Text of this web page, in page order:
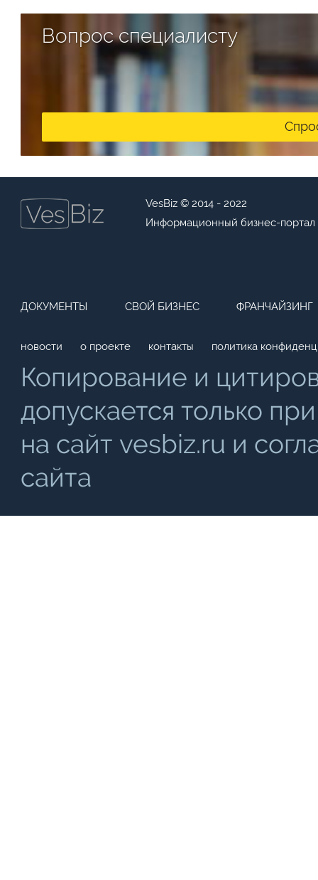
Вопрос специалисту
VesBiz © 2014 - 2022
Информационный бизнес-портал
ДОКУМЕНТЫ СВОЙ БИЗНЕС ФРАНЧАЙЗИНГ
новости о проекте контакты политика
Копирование и
допускается только
на сайт vesbiz.ru и
сайта